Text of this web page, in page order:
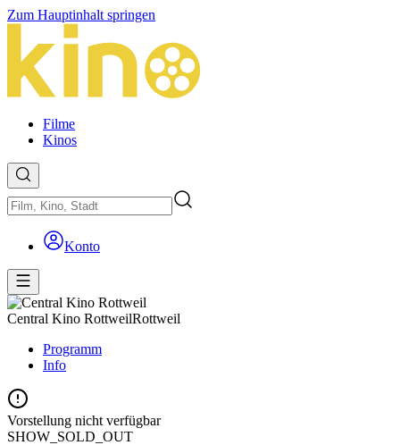
Zum Hauptinhalt springen
Filme
Kinos
Konto
Central Kino RottweilRottweil
Programm
Info
Vorstellung nicht verfügbar
SHOW_SOLD_OUT